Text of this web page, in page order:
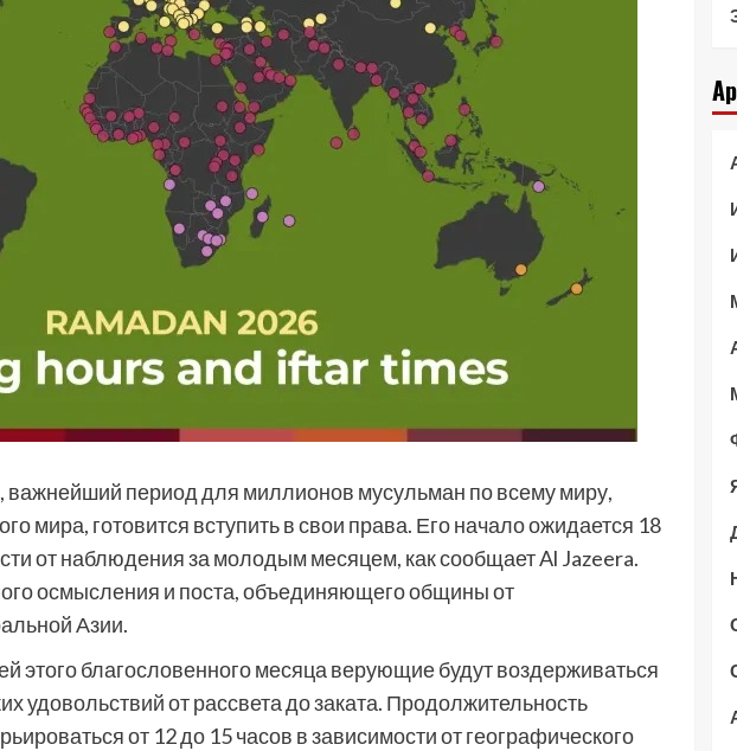
период для миллионов мусульман по всему миру,
мира, готовится вступить в свои права. Его начало ожидается 18
от наблюдения за молодым месяцем, как сообщает Al Jazeera.
осмысления и поста, объединяющего общины от
Азии.
этого благословенного месяца верующие будут воздерживаться
удовольствий от рассвета до заката. Продолжительность
от 12 до 15 часов в зависимости от географического